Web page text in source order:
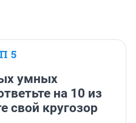
5
умных
на 10 из
свой кругозор